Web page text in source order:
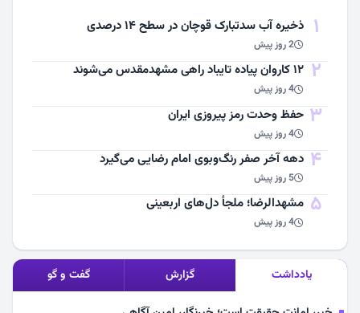
1 ذخیره آب سدتبارک قوچان در سطح ۱۴ درصدی
2 روز پیش
2 ۱۲ کاروان پیاده تایباد راهی مشهدمقدس می‌شوند
4 روز پیش
3 حفظ وحدت رمز پیروزی ایران
4 روز پیش
4 دهه آخر صفر رنگ‌وبوی امام رضایی می‌گیرد
5 روز پیش
5 مشهد‌الرضا؛ ملجأ دل‌های اربعینی
4 روز پیش
یادداشت گزارش گفت و گو